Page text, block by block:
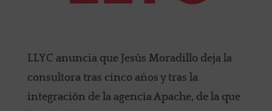
LLYC anuncia que Jesús Moradillo deja la
consultora tras cinco años y tras la
integración de la agencia Apache, de la que